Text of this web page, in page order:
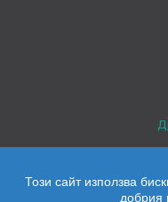
Този сайт използва
добрия